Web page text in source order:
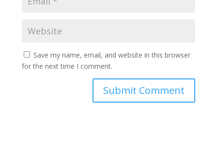
Save my name, email, and website in this browser
for the next time I comment.